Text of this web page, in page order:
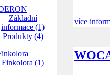
Základní
informace (1)
Produkty (4)
Finkolora (1)
více